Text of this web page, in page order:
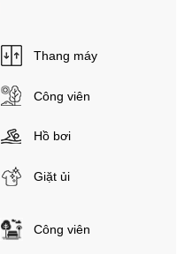
Thang máy
Công viên
Hồ bơi
Giặt ủi
Công viên